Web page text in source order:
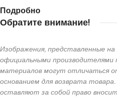
Подробно
Обратите внимание!
Изображения, представленные
официальными
материалов могут отличаться
основанием для возврата
оставляют за собой право